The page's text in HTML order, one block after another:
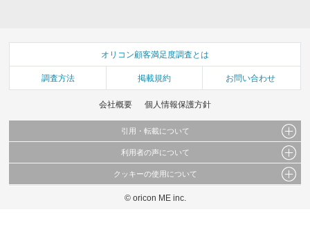
オリコン顧客満足度調査とは
調査方法 掲載規約 お問い合わせ
会社概要 個人情報保護方針
引用・転載について
当サイトで公開されている情報（文字、写真、イラスト、画像データ等）及びこれらの配
これらの情報を権利者の許可なく無断転載・複製などの二次利用を行うことは固く禁じて
利用者の声について
当サイトに掲載している内容はすべてサービスの利用者が提出された見解・感想です。
弊社の見解・ 意見ではないことをご理解いただいた上でご覧ください。
クッキーの使用について
このサイトでは Cookie を使用して、ユーザーに合わせたコンテンツや広告の表示、ソー
© oricon ME inc.